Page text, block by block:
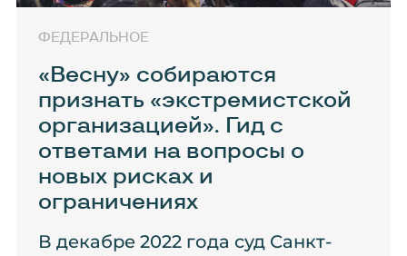
ФЕДЕРАЛЬНОЕ
«Весну» собираются
признать «экстремистской
организацией». Гид с
ответами на вопросы о
новых рисках и
ограничениях
В декабре 2022 года суд Санкт-